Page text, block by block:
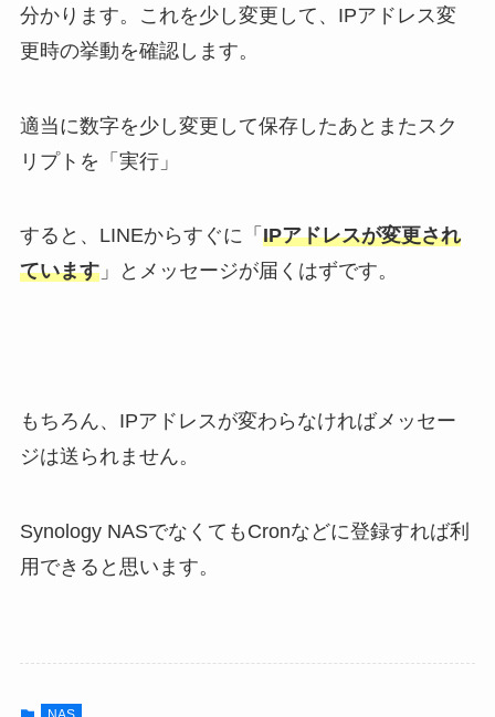
分かります。これを少し変更して、IPアドレス変
更時の挙動を確認します。
適当に数字を少し変更して保存したあとまたスク
リプトを「実行」
すると、LINEからすぐに「 IPアドレスが変更され
ています」とメッセージが届くはずです。
もちろん、IPアドレスが変わらなければメッセー
ジは送られません。
Synology NASでなくてもCronなどに登録すれば利
用できると思います。